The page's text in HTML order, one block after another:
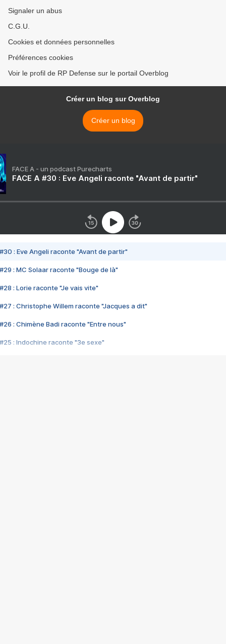
Signaler un abus
C.G.U.
Cookies et données personnelles
Préférences cookies
Voir le profil de RP Defense sur le portail Overblog
Créer un blog sur Overblog
Créer un blog
FACE A - un podcast Purecharts
FACE A #30 : Eve Angeli raconte "Avant de partir"
#30 : Eve Angeli raconte "Avant de partir"
#29 : MC Solaar raconte "Bouge de là"
#28 : Lorie raconte "Je vais vite"
#27 : Christophe Willem raconte "Jacques a dit"
#26 : Chimène Badi raconte "Entre nous"
#25 : Indochine raconte "3e sexe"